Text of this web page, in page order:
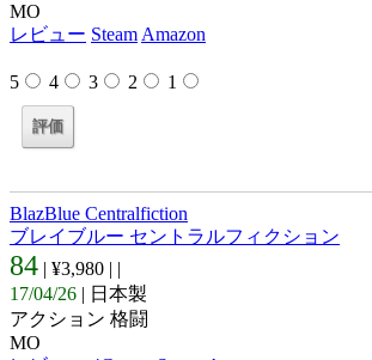
MO
レビュー Steam Amazon
5 4 3 2 1
BlazBlue Centralfiction
ブレイブルー セントラルフィクション
84 | ¥3,980 | |
17/04/26 | 日本製
アクション 格闘
MO